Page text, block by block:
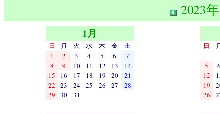
2023年
1月
日 月 火 水 木 金
土
1
2 3 4 5 6
7
8
9 10 11 12 13
14
15
16 17 18 19 20
21
22
23 24 25 26 27
28
29
30 31
日
5
6
12
19
26